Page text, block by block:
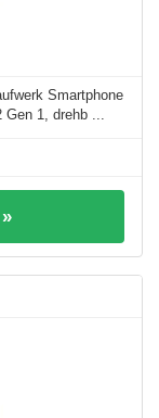
Smartphone
Gen 1, drehb ...